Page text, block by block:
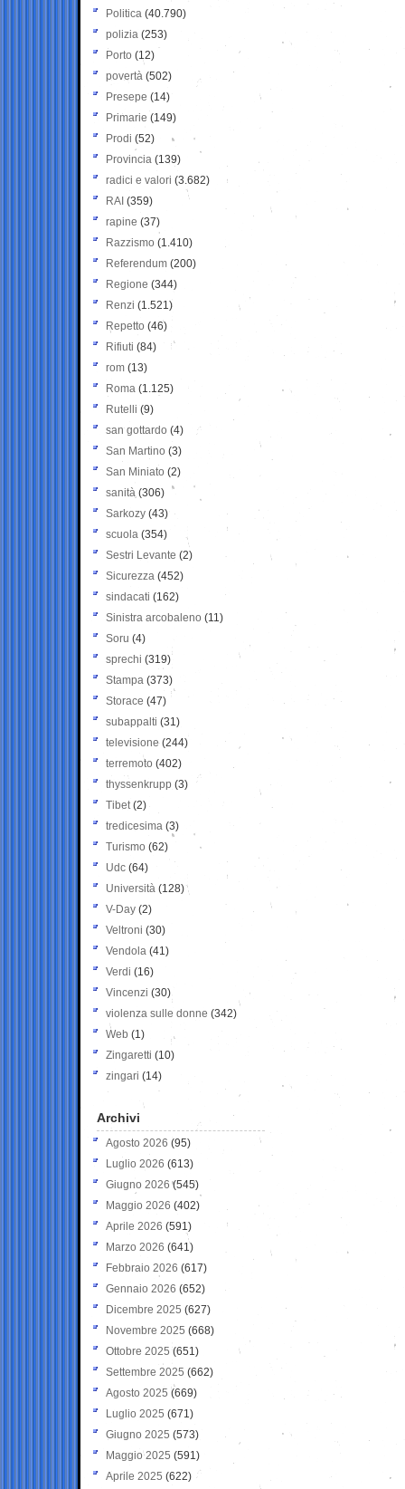
Politica (40.790)
polizia (253)
Porto (12)
povertà (502)
Presepe (14)
Primarie (149)
Prodi (52)
Provincia (139)
radici e valori (3.682)
RAI (359)
rapine (37)
Razzismo (1.410)
Referendum (200)
Regione (344)
Renzi (1.521)
Repetto (46)
Rifiuti (84)
rom (13)
Roma (1.125)
Rutelli (9)
san gottardo (4)
San Martino (3)
San Miniato (2)
sanità (306)
Sarkozy (43)
scuola (354)
Sestri Levante (2)
Sicurezza (452)
sindacati (162)
Sinistra arcobaleno (11)
Soru (4)
sprechi (319)
Stampa (373)
Storace (47)
subappalti (31)
televisione(244)
terremoto (402)
thyssenkrupp (3)
Tibet(2)
tredicesima (3)
Turismo (62)
Udc (64)
Università (128)
V-Day (2)
Veltroni (30)
Vendola (41)
Verdi (16)
Vincenzi (30)
violenza sulle donne (342)
Web (1)
Zingaretti (10)
zingari (14)
Archivi
Agosto 2026 (95)
Luglio 2026 (613)
Giugno 2026 (545)
Maggio 2026 (402)
Aprile 2026 (591)
Marzo 2026 (641)
Febbraio 2026 (617)
Gennaio 2026 (652)
Dicembre 2025 (627)
Novembre 2025 (668)
Ottobre 2025 (651)
Settembre 2025 (662)
Agosto 2025 (669)
Luglio 2025 (671)
Giugno 2025 (573)
Maggio 2025 (591)
Aprile 2025 (622)